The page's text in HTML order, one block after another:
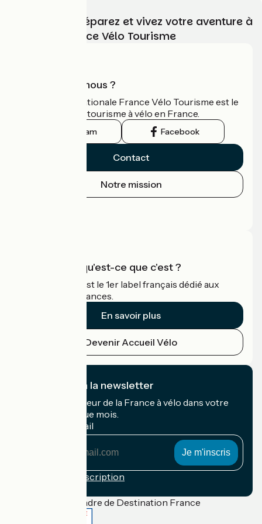
Choisissez, préparez et vivez votre aventure à
vélo avec France Vélo Tourisme
Qui sommes-nous ?
L'association nationale France Vélo Tourisme est le
guide officiel du tourisme à vélo en France.
Instagram Facebook
Contact
Notre mission
Accueil Vélo qu'est-ce que c'est ?
Accueil Vélo c'est le 1er label français dédié aux
cyclistes en vacances.
En savoir plus
Devenir Accueil Vélo
Je m'abonne à la newsletter
Recevez le meilleur de la France à vélo dans votre
boîte mail chaque mois.
Mon adresse mail
Conditions d'inscription
Financé dans le cadre de Destination France